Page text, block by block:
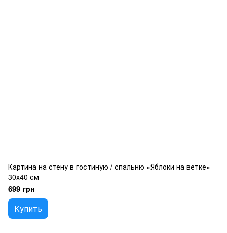
Картина на стену в гостиную / спальню «Яблоки на ветке»
30х40 см
699 грн
Купить